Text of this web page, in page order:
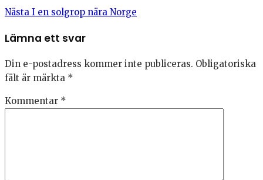
Nästa I en solgrop nära Norge
Lämna ett svar
Din e-postadress kommer inte publiceras. Obligatoriska
fält är märkta *
Kommentar *